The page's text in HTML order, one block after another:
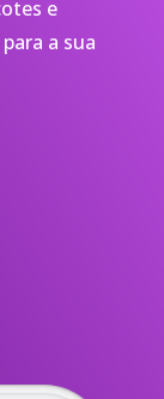
e
a sua